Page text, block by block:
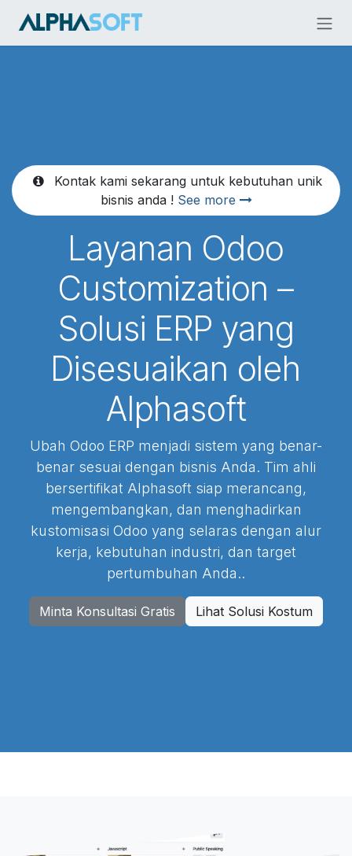
Kontak kami sekarang untuk kebutuhan unik
bisnis anda ! See more
Layanan Odoo
Customization –
Solusi ERP yang
Disesuaikan oleh
Alphasoft
Ubah Odoo ERP menjadi sistem yang benar-
benar sesuai dengan bisnis Anda. Tim ahli
bersertifikat Alphasoft siap merancang,
mengembangkan, dan menghadirkan
kustomisasi Odoo yang selaras dengan alur
kerja, kebutuhan industri, dan target
pertumbuhan Anda..
Minta Konsultasi Gratis Lihat Solusi Kostum